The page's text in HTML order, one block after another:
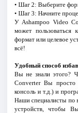
• Шаг 2: Выберите
• Шаг 3: Начните
У Ashampoo Video
может пользоваться
формат или целевое
всё!
Удобный способ
Вы не знали этого?
Converter Вы просто
консоль и т.д.) и
Наши специалисты по
устройств, чтобы